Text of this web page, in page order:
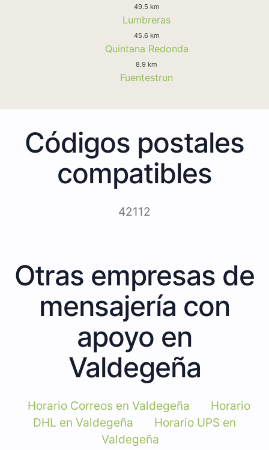
49.5 km
Lumbreras
45.6 km
Quintana Redonda
8.9 km
Fuentestrun
Códigos postales
compatibles
42112
Otras empresas de
mensajería con
apoyo en
Valdegeña
Horario Correos en Valdegeña
Horario
DHL en Valdegeña
Horario UPS en
Valdegeña